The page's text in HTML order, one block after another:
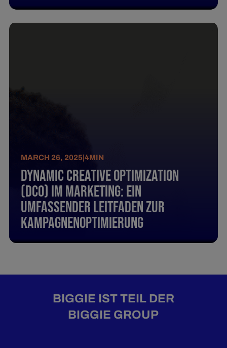
MARCH 26, 2025|4MIN
Dynamic Creative Optimization
(DCO) im Marketing: Ein
umfassender Leitfaden zur
Kampagnenoptimierung
BIGGIE IST TEIL DER
BIGGIE GROUP